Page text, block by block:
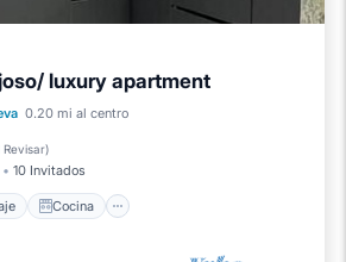
luxury apartment
0.20 mi al centro
Revisar)
10 Invitados
Cocina
hidromasaje
Cocina